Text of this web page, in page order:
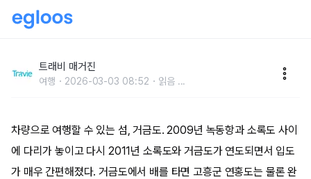
트래비 매거진
여행 2026-03-03 08:52 읽음 ...
차량으로 여행할 수 있는 섬, 거금도. 2009년 녹동항과 소록도 사이
에 다리가 놓이고 다시 2011년 소록도와 거금도가 연도되면서 입도
가 매우 간편해졌다. 거금도에서 배를 타면 고흥군 연홍도는 물론 완